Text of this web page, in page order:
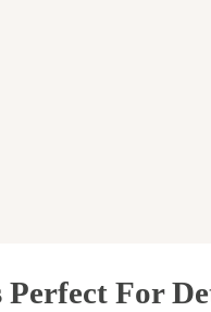
Perfect For